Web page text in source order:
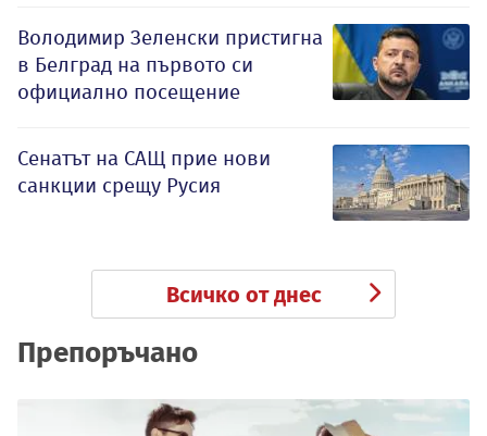
Володимир Зеленски пристигна
в Белград на първото си
официално посещение
Сенатът на САЩ прие нови
санкции срещу Русия
Всичко от днес
Препоръчано